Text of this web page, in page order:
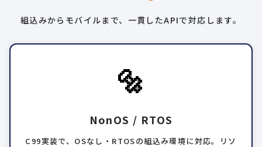
組込みからモバイルまで、一貫したAPIで対応します。
🔩
NonOS / RTOS
C99実装で、OSなし・RTOSの組込み環境に対応。リソ